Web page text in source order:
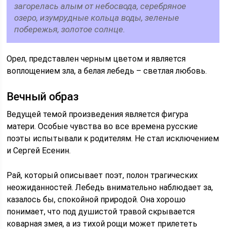
загорелась алым от небосвода, серебряное
озеро, изумрудные кольца воды, зеленые
побережья, золотое солнце.
Орел, представлен черным цветом и является
воплощением зла, а белая лебедь – светлая любовь.
Вечный образ
Ведущей темой произведения является фигура
матери. Особые чувства во все времена русские
поэты испытывали к родителям. Не стал исключением
и Сергей Есенин.
Рай, который описывает поэт, полон трагических
неожиданностей. Лебедь внимательно наблюдает за,
казалось бы, спокойной природой. Она хорошо
понимает, что под душистой травой скрывается
коварная змея, а из тихой рощи может прилететь